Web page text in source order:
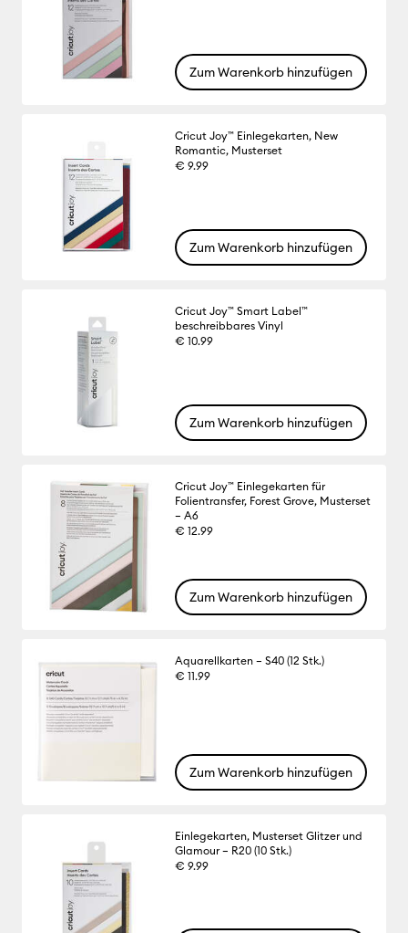
Zum Warenkorb hinzufügen
Cricut Joy™ Einlegekarten, New
Romantic, Musterset
€ 9.99
Zum Warenkorb hinzufügen
Cricut Joy™ Smart Label™
beschreibbares Vinyl
€ 10.99
Zum Warenkorb hinzufügen
Cricut Joy™ Einlegekarten für
Folientransfer, Forest Grove, Musterset
– A6
€ 12.99
Zum Warenkorb hinzufügen
Aquarellkarten – S40 (12 Stk.)
€ 11.99
Zum Warenkorb hinzufügen
Einlegekarten, Musterset Glitzer und
Glamour – R20 (10 Stk.)
€ 9.99